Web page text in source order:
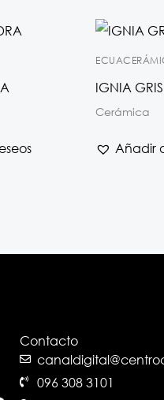
IGNIA GRIS
Cerámica
Añadir
Contacto
096 308 3101